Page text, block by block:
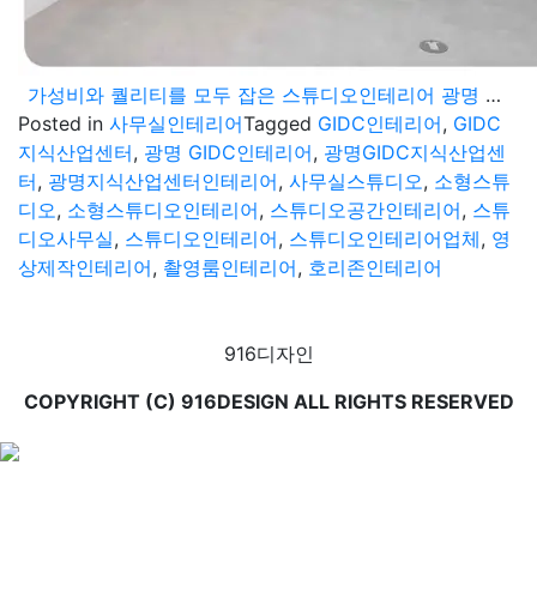
가성비와 퀄리티를 모두 잡은 스튜디오인테리어 광명 GIDC 현장
Posted in 사무실인테리어Tagged GIDC인테리어, GIDC
지식산업센터, 광명 GIDC인테리어, 광명GIDC지식산업센
터, 광명지식산업센터인테리어, 사무실스튜디오, 소형스튜
디오, 소형스튜디오인테리어, 스튜디오공간인테리어, 스튜
디오사무실, 스튜디오인테리어, 스튜디오인테리어업체, 영
상제작인테리어, 촬영룸인테리어, 호리존인테리어
916디자인
COPYRIGHT (C) 916DESIGN ALL RIGHTS RESERVED